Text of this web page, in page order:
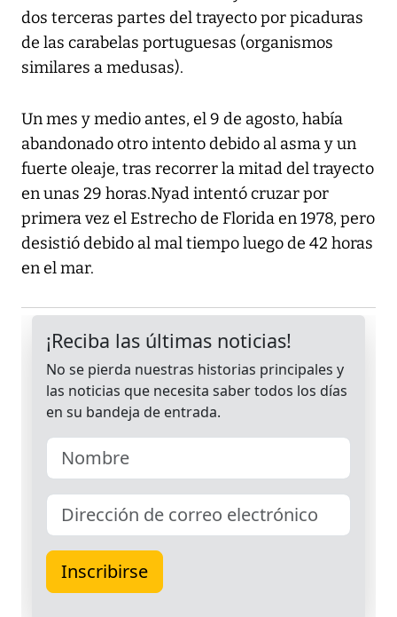
dos terceras partes del trayecto por picaduras
de las carabelas portuguesas (organismos
similares a medusas).
Un mes y medio antes, el 9 de agosto, había
abandonado otro intento debido al asma y un
fuerte oleaje, tras recorrer la mitad del trayecto
en unas 29 horas.Nyad intentó cruzar por
primera vez el Estrecho de Florida en 1978, pero
desistió debido al mal tiempo luego de 42 horas
en el mar.